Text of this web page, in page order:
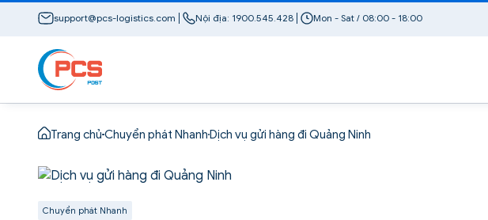
support@pcs-logistics.com Nội địa: 1900.545.428 Mon - Sat / 08:00 - 18:00
Trang chủChuyển phát NhanhDịch vụ gửi hàng đi Quảng Ninh
Chuyển phát Nhanh